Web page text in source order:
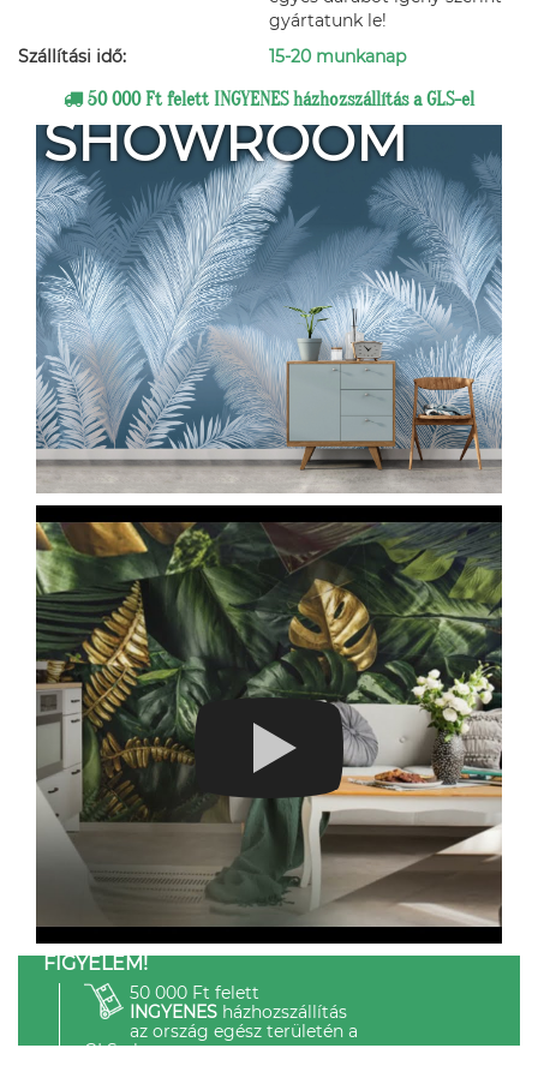
gyártatunk le!
Szállítási idő:
15-20 munkanap
50 000 Ft felett INGYENES házhozszállítás a GLS-el
SHOWROOM
FIGYELEM!
50 000 Ft felett
INGYENESházhozszállítás
az ország egész területén a
GLS-el.